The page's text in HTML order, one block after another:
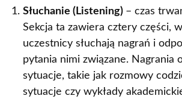
Słuchanie (Listening) – czas
Sekcja ta zawiera cztery części,
uczestnicy słuchają nagrań i
pytania nimi związane. Nagrania
sytuacje, takie jak rozmowy
sytuacje czy wykłady